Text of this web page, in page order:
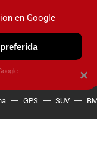
OBSERVATORIO
GPS SUV
×
en Google